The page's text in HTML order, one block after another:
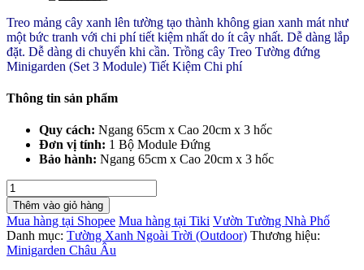
Treo mảng cây xanh lên tường tạo thành không gian xanh mát như
một bức tranh với chi phí tiết kiệm nhất do ít cây nhất. Dễ dàng lắp
đặt. Dễ dàng di chuyển khi cần. Trồng cây Treo Tường đứng
Minigarden (Set 3 Module) Tiết Kiệm Chi phí
Thông tin sản phẩm
Quy cách: Ngang 65cm x Cao 20cm x 3 hốc
Đơn vị tính: 1 Bộ Module Đứng
Bảo hành: Ngang 65cm x Cao 20cm x 3 hốc
Trồng
cây
Treo
Tường
đứng
Minigarden
Thêm vào giỏ hàng
Mua hàng tại Shopee Mua hàng tại Tiki Vườn Tường Nhà Phố
Danh mục: Tường Xanh Ngoài Trời (Outdoor) Thương hiệu:
Minigarden Châu Âu